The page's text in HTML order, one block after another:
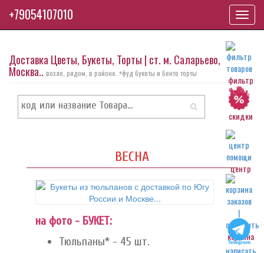
фильтр
скидки
центр
корзина
написать..
Доставка Цветы, Букеты, Торты | ст. м. Саларьево,
Москва.. возле, рядом, в районе..+фуд букеты и бенто торты
ВЕСНА
на фото - БУКЕТ:
Тюльпаны* - 45 шт.
+79054107010